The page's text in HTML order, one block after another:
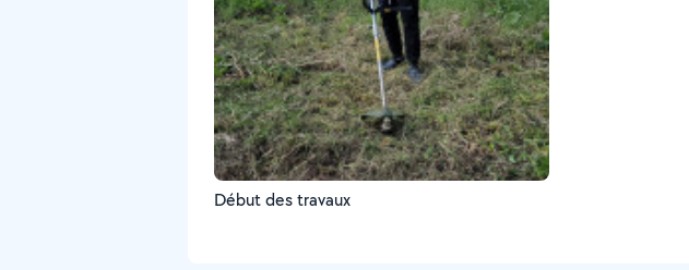
Début des travaux